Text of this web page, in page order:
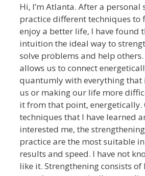
Hi, I’m Atlanta. After a personal
practice different techniques to
enjoy a better life, I have found
intuition the ideal way to
solve problems and help
allows us to connect
quantumly with everything that
us or making our life more
it from that point, energetically.
techniques that I have learned
interested me, the
practice are the most suitable
results and speed. I have not
like it. Strengthening consists